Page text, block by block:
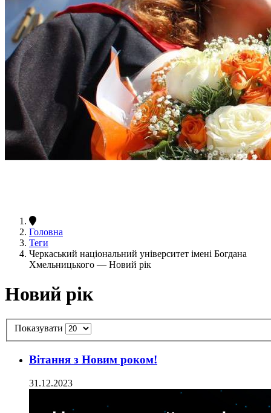
Головна
Теги
Черкаський національний університет імені Богдана
Хмельницького — Новий рік
Новий рік
Показувати
Вітання з Новим роком!
31.12.2023